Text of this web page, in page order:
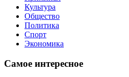
Культура
Общество
Политика
Спорт
Экономика
Самое интересное